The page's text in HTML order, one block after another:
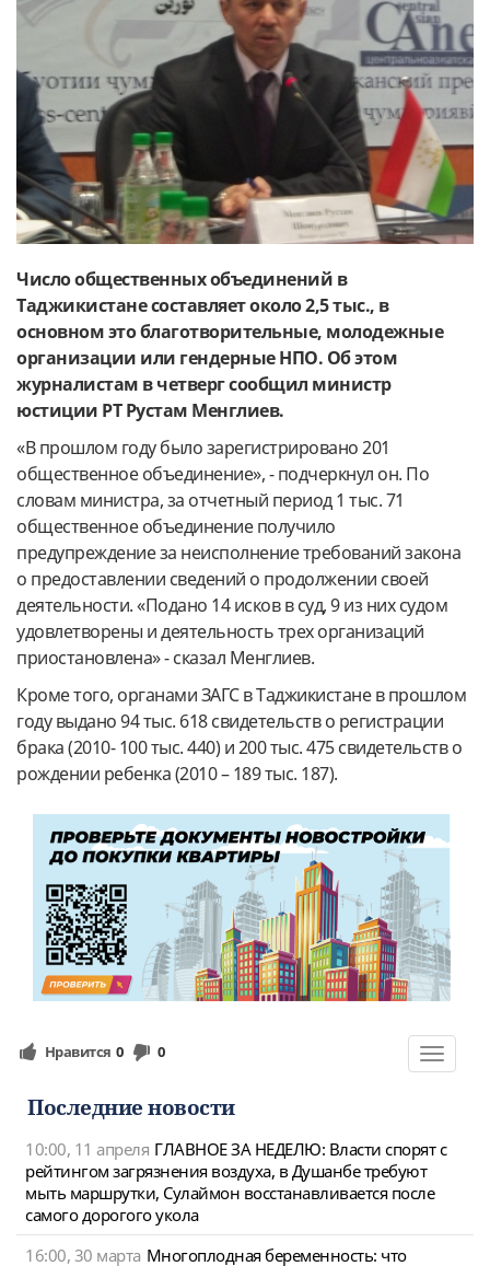
Число общественных объединений в
Таджикистане составляет около 2,5 тыс., в
основном это благотворительные, молодежные
организации или гендерные НПО. Об этом
журналистам в четверг сообщил министр
юстиции РТ Рустам Менглиев.
«В прошлом году было зарегистрировано 201
общественное объединение», - подчеркнул он. По
словам министра, за отчетный период 1 тыс. 71
общественное объединение получило
предупреждение за неисполнение требований закона
о предоставлении сведений о продолжении своей
деятельности. «Подано 14 исков в суд, 9 из них судом
удовлетворены и деятельность трех организаций
приостановлена» - сказал Менглиев.
Кроме того, органами ЗАГС в Таджикистане в прошлом
году выдано 94 тыс. 618 свидетельств о регистрации
брака (2010- 100 тыс. 440) и 200 тыс. 475 свидетельств о
рождении ребенка (2010 – 189 тыс. 187).
Toggle
Нравится 0 0
Последние новости
10:00, 11 апреля ГЛАВНОЕ ЗА НЕДЕЛЮ: Власти спорят с
рейтингом загрязнения воздуха, в Душанбе требуют
мыть маршрутки, Сулаймон восстанавливается после
самого дорогого укола
16:00, 30 марта Многоплодная беременность: что